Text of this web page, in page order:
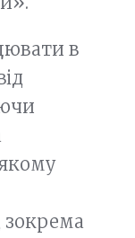
в
зокрема